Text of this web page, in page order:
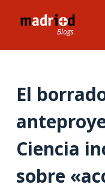
o
n
El
Ciencia
sobre